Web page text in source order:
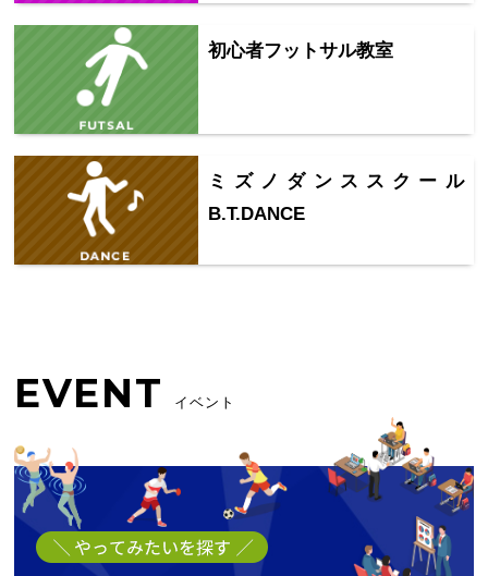
初心者フットサル教室
ミズノダンススクール
B.T.DANCE
EVENT イベント